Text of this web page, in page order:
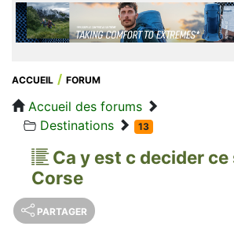
ACCUEIL FORUM
Accueil des forums
Destinations
13
Ca y est c decider ce
Corse
PARTAGER